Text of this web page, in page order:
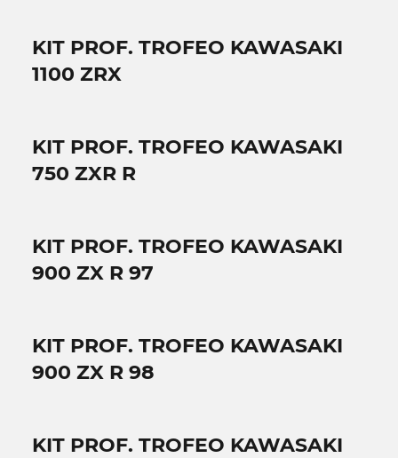
KIT PROF. TROFEO KAWASAKI
1100 ZRX
KIT PROF. TROFEO KAWASAKI
750 ZXR R
KIT PROF. TROFEO KAWASAKI
900 ZX R 97
KIT PROF. TROFEO KAWASAKI
900 ZX R 98
KIT PROF. TROFEO KAWASAKI